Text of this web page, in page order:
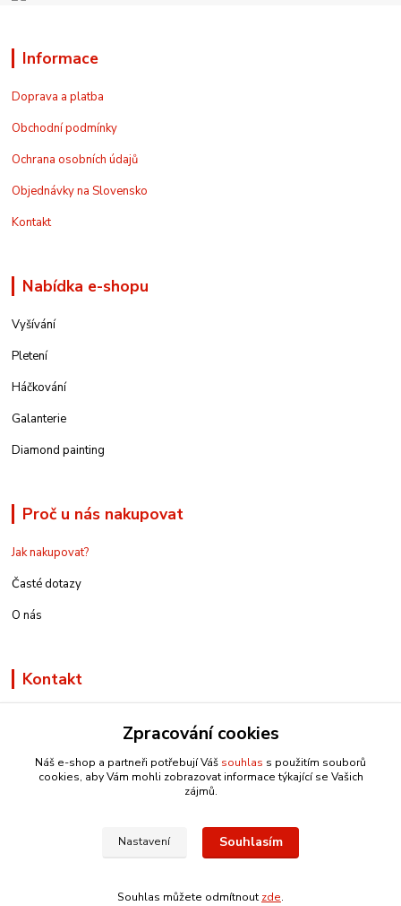
Informace
Doprava a platba
Obchodní podmínky
Ochrana osobních údajů
Objednávky na Slovensko
Kontakt
Nabídka e-shopu
Vyšívání
Pletení
Háčkování
Galanterie
Diamond painting
Proč u nás nakupovat
Jak nakupovat?
Časté dotazy
O nás
Kontakt
info@e-rucniprace.cz
Copyright © 2011-2024 IRP
Zpracování cookies
Náš e-shop a partneři potřebují Váš souhlas s použitím souborů
cookies, aby Vám mohli zobrazovat informace týkající se Vašich
zájmů.
Nastavení Souhlasím
Souhlas můžete odmítnout zde.